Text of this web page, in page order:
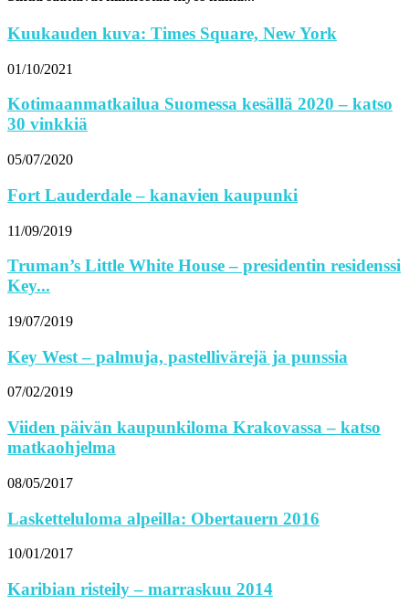
Kuukauden kuva: Times Square, New York
01/10/2021
Kotimaanmatkailua Suomessa kesällä 2020 – katso
30 vinkkiä
05/07/2020
Fort Lauderdale – kanavien kaupunki
11/09/2019
Truman’s Little White House – presidentin residenssi
Key...
19/07/2019
Key West – palmuja, pastellivärejä ja punssia
07/02/2019
Viiden päivän kaupunkiloma Krakovassa – katso
matkaohjelma
08/05/2017
Lasketteluloma alpeilla: Obertauern 2016
10/01/2017
Karibian risteily – marraskuu 2014